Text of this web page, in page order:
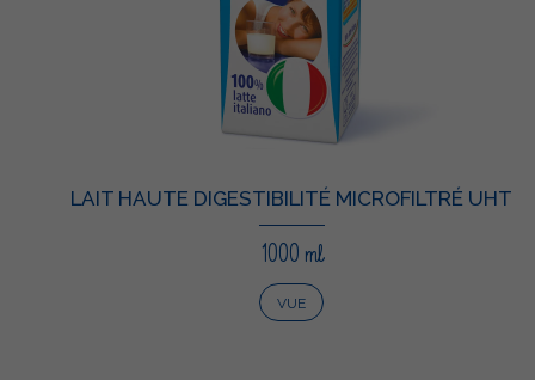
LAIT HAUTE DIGESTIBILITÉ MICROFILTRÉ UHT
1000 ml
VUE